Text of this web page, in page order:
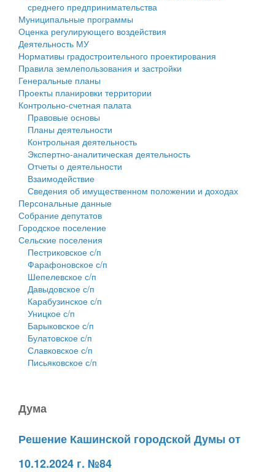
Нормативы градостроительного проектирования
Правила землепользования и застройки
Генеральные планы
Проекты планировки территории
Собрание депутатов
Городское поселение
Сельские поселения
среднего предпринимательства
Муниципальные программы
Оценка регулирующего воздействия
Деятельность МУ
Нормативы градостроительного проектирования
Правила землепользования и застройки
Генеральные планы
Проекты планировки территории
Контрольно-счетная палата
Правовые основы
Планы деятельности
Контрольная деятельность
Экспертно-аналитическая деятельность
Отчеты о деятельности
Взаимодействие
Сведения об имущественном положении и доходах
Персональные данные
Собрание депутатов
Городское поселение
Сельские поселения
Пестриковское с/п
Фарафоновское с/п
Шепелевское с/п
Давыдовское с/п
Карабузинское с/п
Уницкое с/п
Барыковское с/п
Булатовское с/п
Славковское с/п
Письяковское с/п
Дума
Решение Кашинской городской Думы от
10.12.2024 г. №84